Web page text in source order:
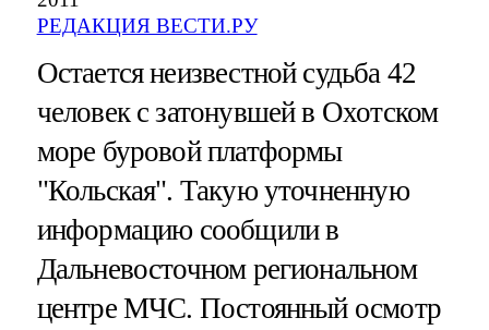
РЕДАКЦИЯ ВЕСТИ.РУ
Остается неизвестной судьба 42
человек с затонувшей в Охотском
море буровой платформы
"Кольская". Такую уточненную
информацию сообщили в
Дальневосточном региональном
центре МЧС. Постоянный осмотр